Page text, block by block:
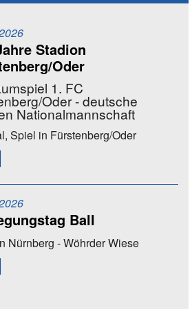
Stadion
Oder
1. FC
Oder - deutsche
Nationalmannschaft
Spiel in Fürstenberg/Oder
Ball
Nürnberg - Wöhrder Wiese